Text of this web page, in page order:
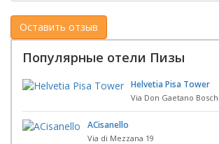
Популярные отели Пизы
Helvetia Pisa Tower
Via Don Gaetano
ACisanello
Via di Mezzana 19